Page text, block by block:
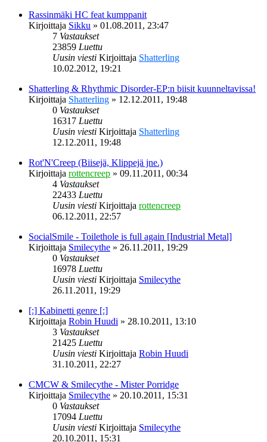
Rassinmäki HC feat kumppanit
Kirjoittaja Sikku » 01.08.2011, 23:47
7 Vastaukset
23859 Luettu
Uusin viesti Kirjoittaja Shatterling
10.02.2012, 19:21
Shatterling & Rhythmic Disorder-EP:n biisit kuunneltavissa!
Kirjoittaja Shatterling » 12.12.2011, 19:48
0 Vastaukset
16317 Luettu
Uusin viesti Kirjoittaja Shatterling
12.12.2011, 19:48
Rot'N'Creep (Biisejä, Klippejä jne.)
Kirjoittaja rottencreep » 09.11.2011, 00:34
4 Vastaukset
22433 Luettu
Uusin viesti Kirjoittaja rottencreep
06.12.2011, 22:57
SocialSmile - Toilethole is full again [Industrial Metal]
Kirjoittaja Smilecythe » 26.11.2011, 19:29
0 Vastaukset
16978 Luettu
Uusin viesti Kirjoittaja Smilecythe
26.11.2011, 19:29
[:] Kabinetti genre [:]
Kirjoittaja Robin Huudi » 28.10.2011, 13:10
3 Vastaukset
21425 Luettu
Uusin viesti Kirjoittaja Robin Huudi
31.10.2011, 22:27
CMCW & Smilecythe - Mister Porridge
Kirjoittaja Smilecythe » 20.10.2011, 15:31
0 Vastaukset
17094 Luettu
Uusin viesti Kirjoittaja Smilecythe
20.10.2011, 15:31